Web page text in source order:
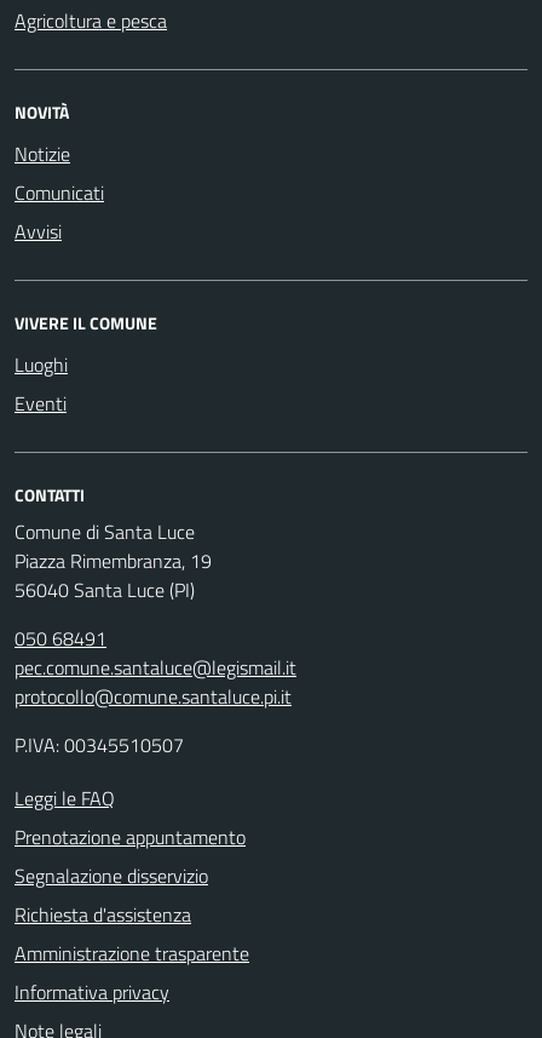
Agricoltura e pesca
NOVITÀ
Notizie
Comunicati
Avvisi
VIVERE IL COMUNE
Luoghi
Eventi
CONTATTI
Comune di Santa Luce
Piazza Rimembranza, 19
56040 Santa Luce (PI)
050 68491
pec.comune.santaluce@legismail.it
protocollo@comune.santaluce.pi.it
P.IVA: 00345510507
Leggi le FAQ
Prenotazione appuntamento
Segnalazione disservizio
Richiesta d'assistenza
Amministrazione trasparente
Informativa privacy
Note legali